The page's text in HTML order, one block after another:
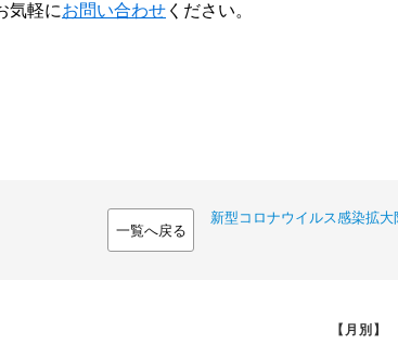
気軽にお問い合わせ ください。
一覧へ戻る
新型コロナウイルス感染拡
【月別】